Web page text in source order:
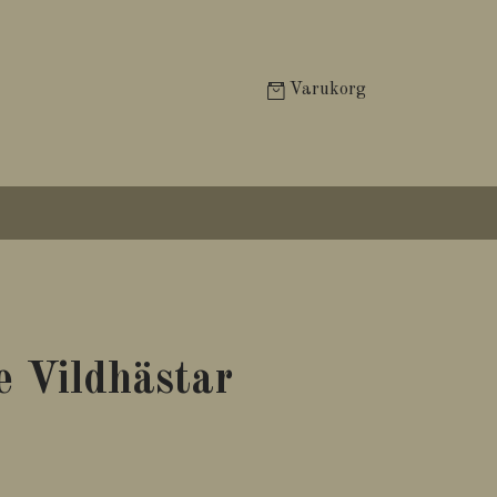
Varukorg
Vildhästar